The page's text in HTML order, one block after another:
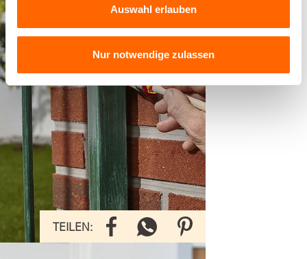
Auswahl erlauben
Nur notwendige zulassen
TEILEN:
Wenig Aufwand, große
Wirkung: Der Anti-Rost
Metallschutz-Lack wird in nur
zwei Arbeitsgängen auf den
Rost aufgetragen. (Foto:
Alpina)
TEILEN: